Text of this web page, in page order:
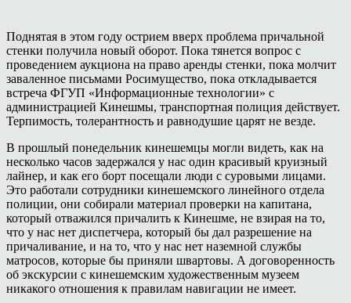
Поднятая в этом году острием вверх проблема причальной
стенки получила новый оборот. Пока тянется вопрос с
проведением аукциона на право аренды стенки, пока молчит
заваленное письмами Росимущество, пока откладывается
встреча ФГУП «Информационные технологии» с
администрацией Кинешмы, транспортная полиция действует.
Терпимость, толерантность и равнодушие царят не везде.
В прошлый понедельник кинешемцы могли видеть, как на
несколько часов задержался у нас один красивый круизный
лайнер, и как его борт посещали люди с суровыми лицами.
Это работали сотрудники кинешемского линейного отдела
полиции, они собирали материал проверки на капитана,
который отважился причалить к Кинешме, не взирая на то,
что у нас нет диспетчера, который бы дал разрешение на
причаливание, и на то, что у нас нет наземной службы
матросов, которые бы приняли швартовы. А договоренность
об экскурсии с кинешемским художественным музеем
никакого отношения к правилам навигации не имеет.